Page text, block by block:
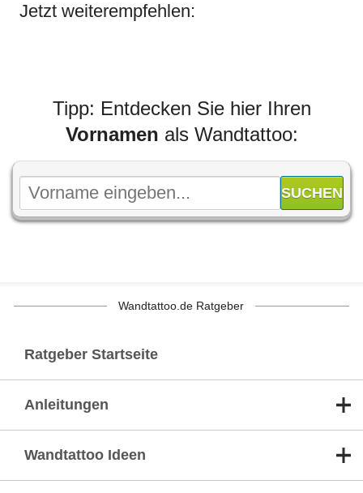
Jetzt weiterempfehlen:
Tipp: Entdecken Sie hier Ihren
Vornamen als Wandtattoo:
Wandtattoo.de Ratgeber
Ratgeber Startseite
Anleitungen
Wandtattoo Ideen